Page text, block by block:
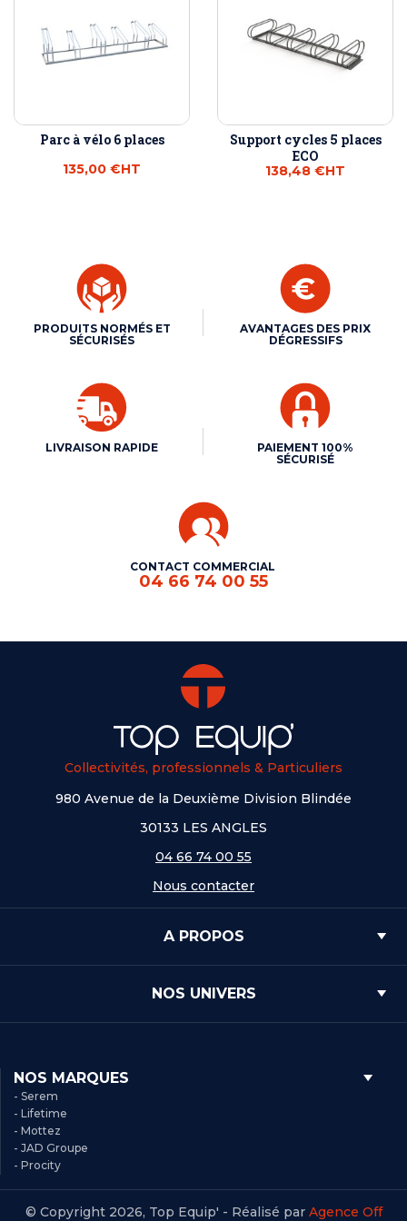
Parc à vélo 6 places
135,00 €HT
Support cycles 5 places
ECO
138,48 €HT
PRODUITS NORMÉS ET
SÉCURISÉS
AVANTAGES DES PRIX
DÉGRESSIFS
LIVRAISON RAPIDE
PAIEMENT 100%
SÉCURISÉ
CONTACT COMMERCIAL
04 66 74 00 55
Collectivités, professionnels & Particuliers
980 Avenue de la Deuxième Division Blindée
30133 LES ANGLES
04 66 74 00 55
Nous contacter
A PROPOS
NOS UNIVERS
NOS MARQUES
- Serem
- Lifetime
- Mottez
- JAD Groupe
- Procity
© Copyright 2026, Top Equip' - Réalisé par Agence Off